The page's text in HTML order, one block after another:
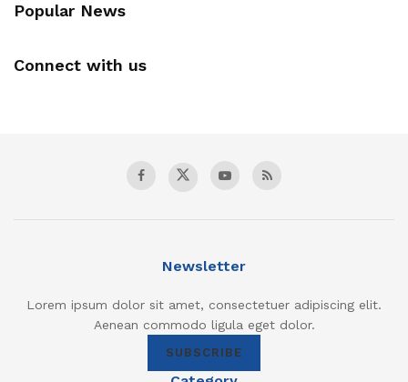
Popular News
Connect with us
Newsletter
Lorem ipsum dolor sit amet, consectetuer adipiscing elit.
Aenean commodo ligula eget dolor.
SUBSCRIBE